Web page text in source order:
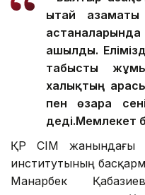
цифрландыру, Data-
шығару,
инфрақұрылымды
жобалар бар. Уағда
сауда мен
технологиялық
Президент мәдени-
жылдан жылға
қалдырмады.
– Былтыр